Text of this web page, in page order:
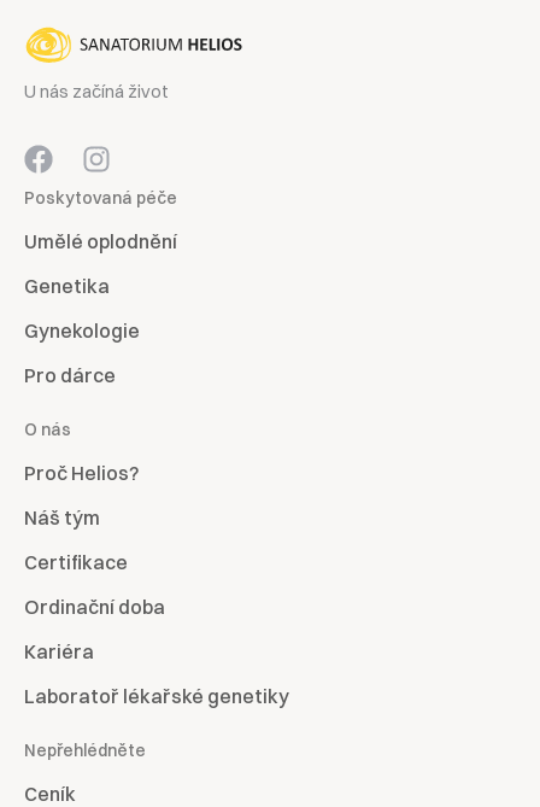
U nás začíná život
Poskytovaná péče
Umělé oplodnění
Genetika
Gynekologie
Pro dárce
O nás
Proč Helios?
Náš tým
Certifikace
Ordinační doba
Kariéra
Laboratoř lékařské genetiky
Nepřehlédněte
Ceník